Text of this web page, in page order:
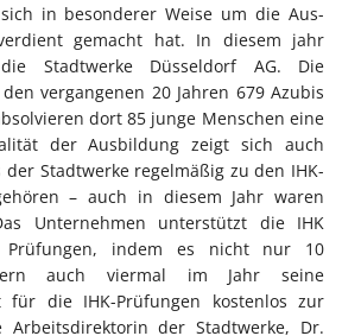
in besonderer Weise um die Aus-
gemacht hat. In diesem jahr
Stadtwerke Düsseldorf AG. Die
vergangenen 20 Jahren 679 Azubis
dort 85 junge Menschen eine
der Ausbildung zeigt sich auch
Stadtwerke regelmäßig zu den IHK-
– auch in diesem Jahr waren
Unternehmen unterstützt die IHK
indem es nicht nur 10
auch viermal im Jahr seine
für die IHK-Prüfungen kostenlos zur
Arbeitsdirektorin der Stadtwerke, Dr.